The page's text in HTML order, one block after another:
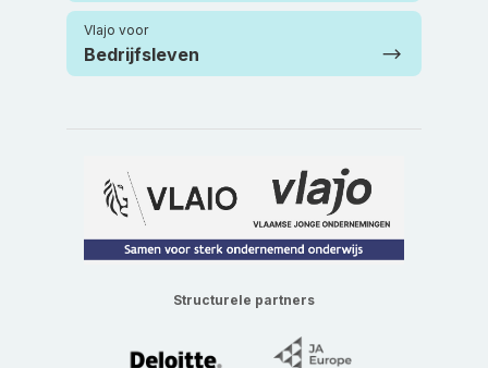
Vlajo voor
Bedrijfsleven
Structurele partners